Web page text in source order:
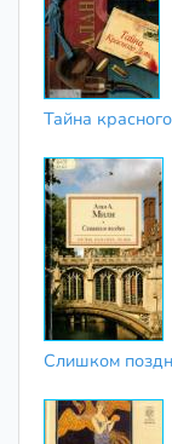
Тайна
Слишком